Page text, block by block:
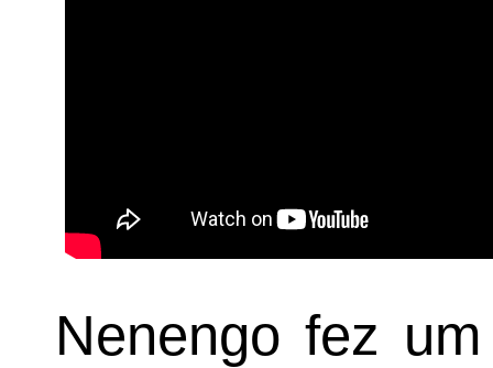
Nenengo fez